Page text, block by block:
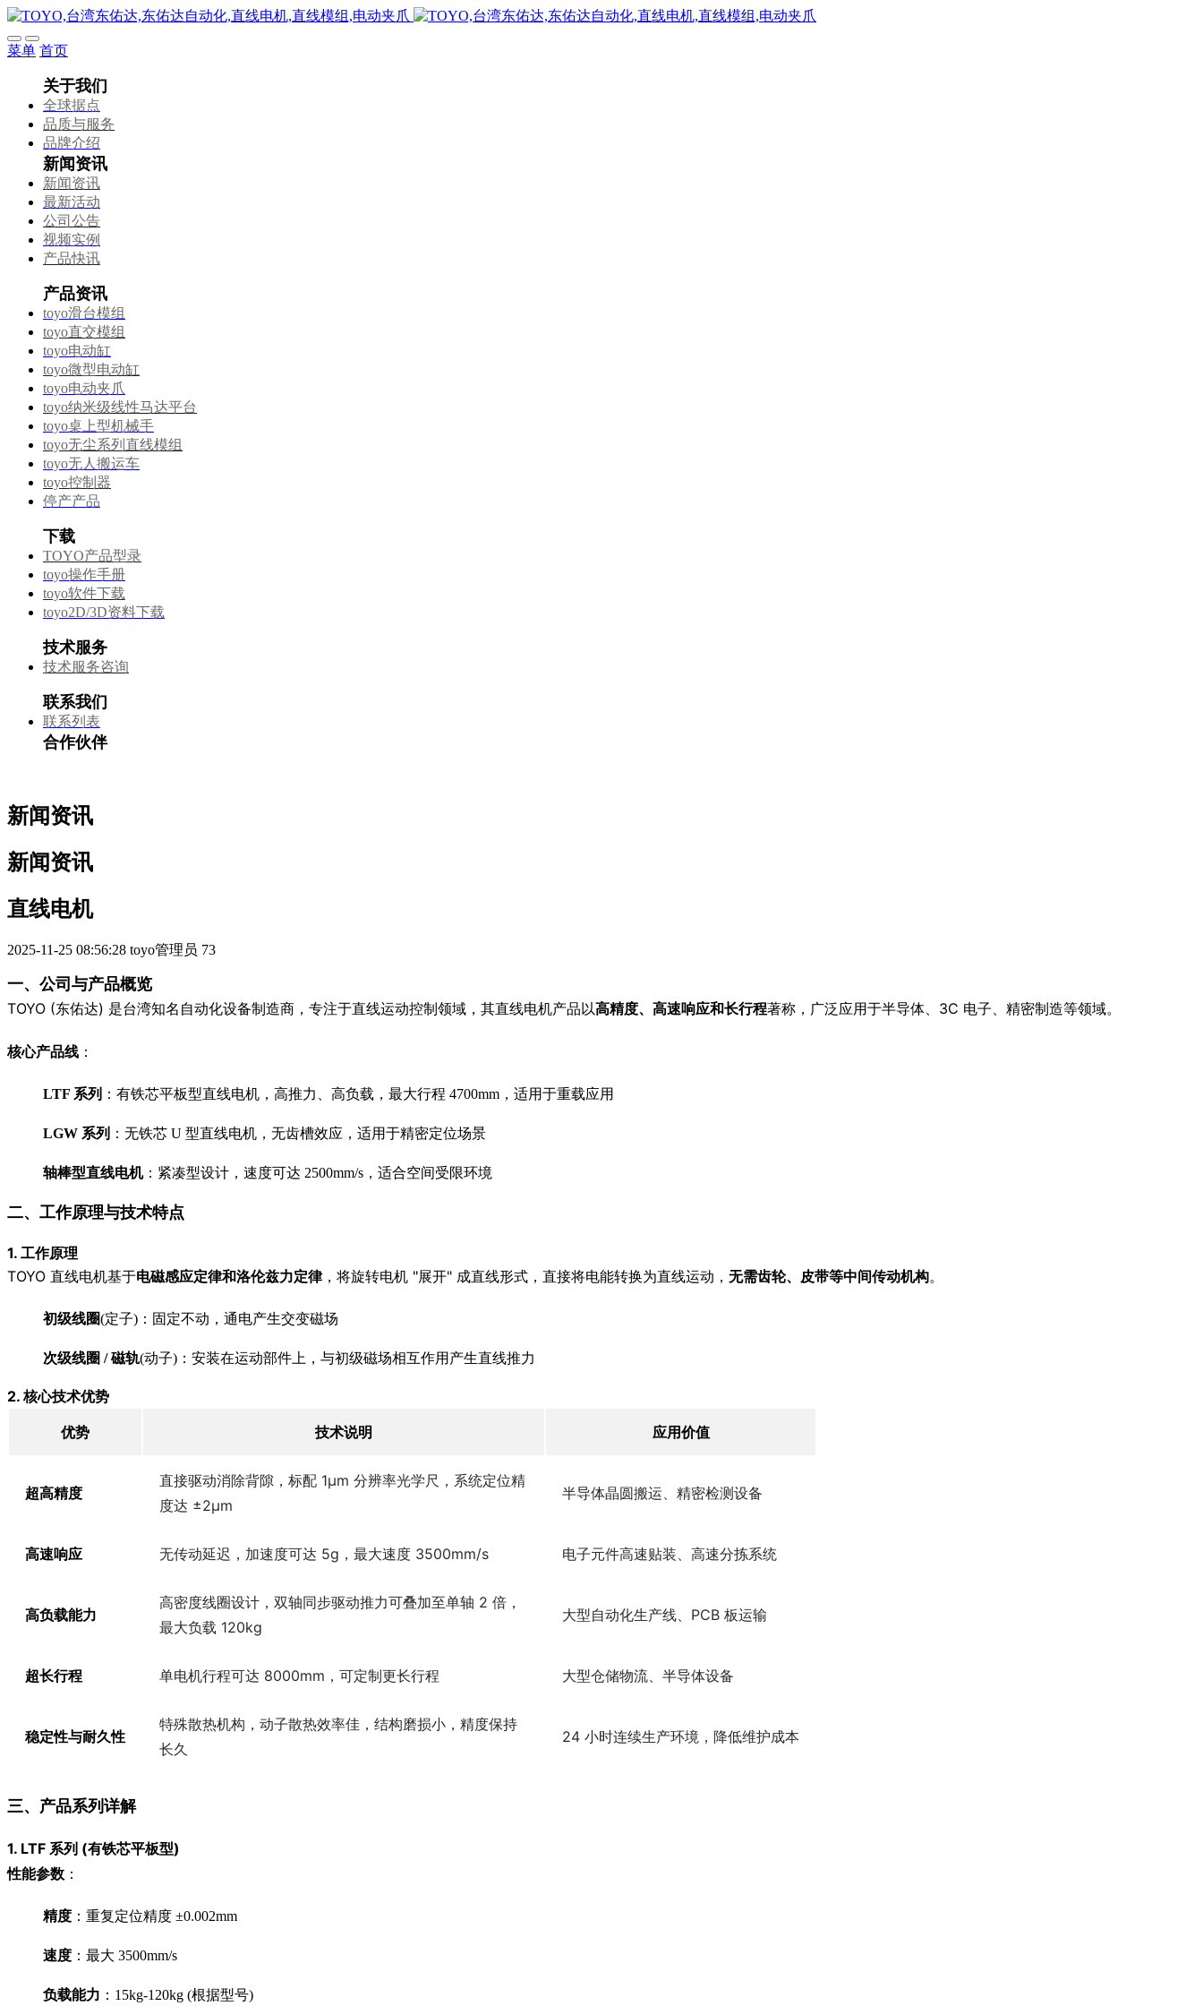
菜单 首页
关于我们
全球据点
品质与服务
品牌介绍
新闻资讯
新闻资讯
最新活动
公司公告
视频实例
产品快讯
产品资讯
toyo滑台模组
toyo直交模组
toyo电动缸
toyo微型电动缸
toyo电动夹爪
toyo纳米级线性马达平台
toyo桌上型机械手
toyo无尘系列直线模组
toyo无人搬运车
toyo控制器
停产产品
下载
TOYO产品型录
toyo操作手册
toyo软件下载
toyo2D/3D资料下载
技术服务
技术服务咨询
联系我们
联系列表
合作伙伴
新闻资讯
新闻资讯
直线电机
2025-11-25 08:56:28 toyo管理员 73
一、公司与产品概览
TOYO (东佑达) 是台湾知名自动化设备制造商，专注于直线运动控制领域，其直线电机产品以高精度、高速响应和长行程著称，广泛应用于半导体、3C 电子、精密制造等领域。
核心产品线 ：
LTF 系列 ：有铁芯平板型直线电机，高推力、高负载，最大行程 4700mm，适用于重载应用
LGW 系列 ：无铁芯 U 型直线电机，无齿槽效应，适用于精密定位场景
轴棒型直线电机：紧凑型设计，速度可达 2500mm/s，适合空间受限环境
二、工作原理与技术特点
1. 工作原理
TOYO 直线电机基于电磁感应定律和洛伦兹力定律，将旋转电机 "展开" 成直线形式，直接将电能转换为直线运动， 无需齿轮、皮带等中间传动机构。
初级线圈(定子)：固定不动，通电产生交变磁场
次级线圈 / 磁轨(动子)：安装在运动部件上，与初级磁场相互作用产生直线推力
2. 核心技术优势
优势
技术说明 应用价值
超高精度
直接驱动消除背隙，标配 1μm 分辨率光学尺，系统定位精
度达 ±2μm
半导体晶圆搬运、精密检测设备
高速响应 无传动延迟，加速度可达 5g，最大速度 3500mm/s 电子元件高速贴装、高速分拣系统
高负载能力
高密度线圈设计，双轴同步驱动推力可叠加至单轴 2 倍，
最大负载 120kg
大型自动化生产线、PCB 板运输
超长行程 单电机行程可达 8000mm，可定制更长行程 大型仓储物流、半导体设备
稳定性与耐久性
特殊散热机构，动子散热效率佳，结构磨损小，精度保持
长久
24 小时连续生产环境，降低维护成本
三、产品系列详解
1. LTF 系列 (有铁芯平板型)
性能参数 ：
精度 ：重复定位精度 ±0.002mm
速度 ：最大 3500mm/s
负载能力 ：15kg-120kg (根据型号)